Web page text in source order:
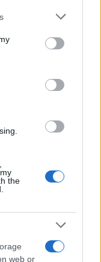
or more Google
You may click to
party tags to
in below Google
the
web or
nella
Pinducciu
foto
+39